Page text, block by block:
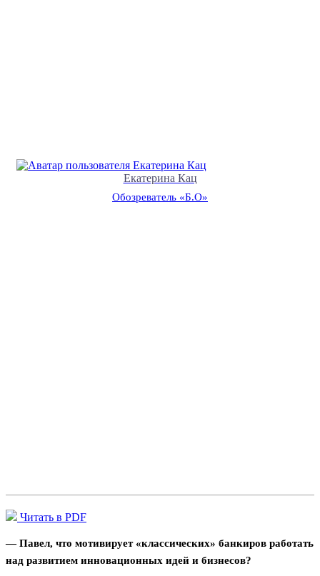
Екатерина Кац
Обозреватель «Б.О»
Читать в PDF
— Павел, что мотивирует «классических» банкиров работать
над развитием инновационных идей и бизнесов?